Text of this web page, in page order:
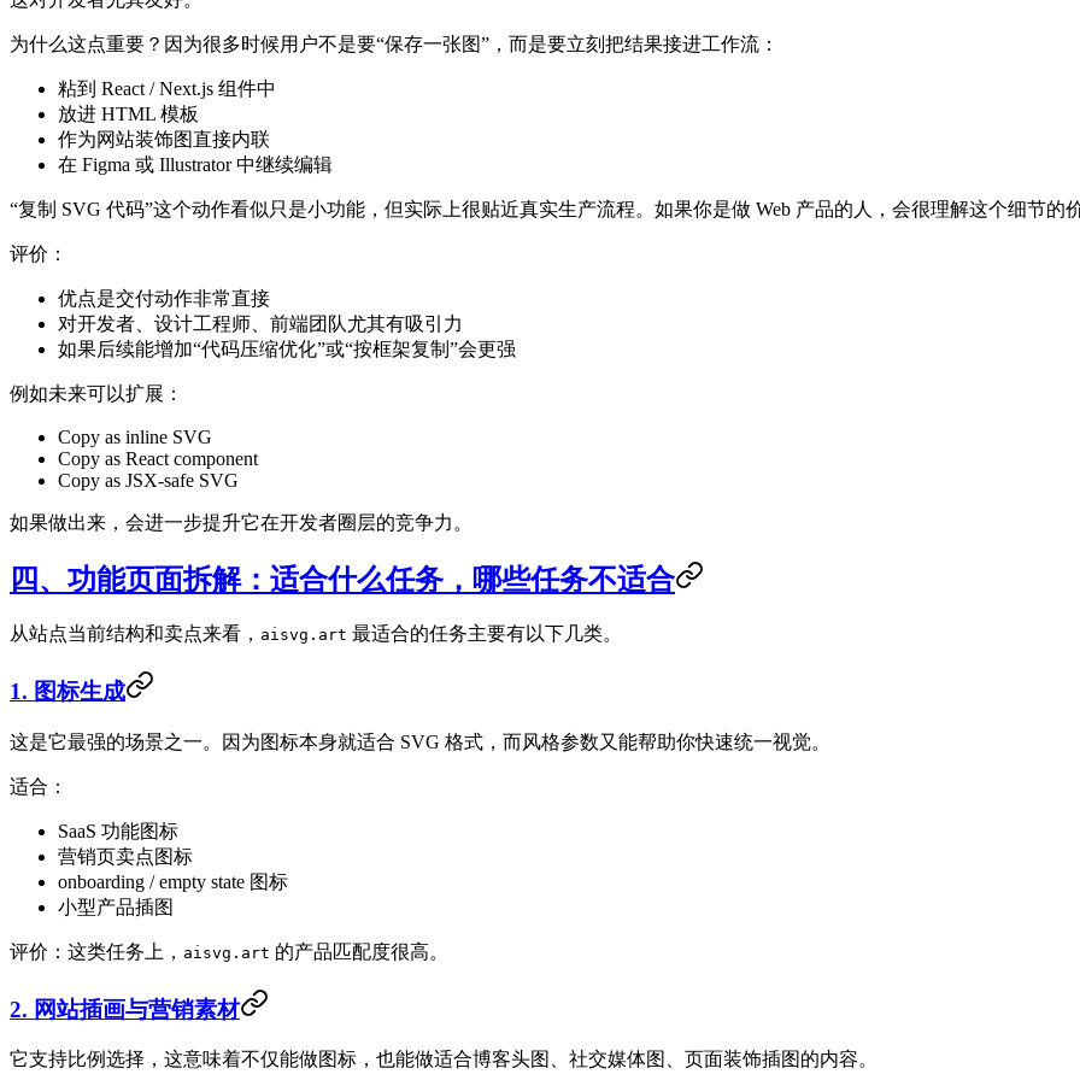
为什么这点重要？因为很多时候用户不是要“保存一张图”，而是要立刻把结果接进工作流：
粘到 React / Next.js 组件中
放进 HTML 模板
作为网站装饰图直接内联
在 Figma 或 Illustrator 中继续编辑
“复制 SVG 代码”这个动作看似只是小功能，但实际上很贴近真实生产流程。如果你是做 Web 产品的人，会很理解这个细节的
评价：
优点是交付动作非常直接
对开发者、设计工程师、前端团队尤其有吸引力
如果后续能增加“代码压缩优化”或“按框架复制”会更强
例如未来可以扩展：
Copy as inline SVG
Copy as React component
Copy as JSX-safe SVG
如果做出来，会进一步提升它在开发者圈层的竞争力。
四、功能页面拆解：适合什么任务，哪些任务不适合
从站点当前结构和卖点来看， aisvg.art 最适合的任务主要有以下几类。
1. 图标生成
这是它最强的场景之一。因为图标本身就适合 SVG 格式，而风格参数又能帮助你快速统一视觉。
适合：
SaaS 功能图标
营销页卖点图标
onboarding / empty state 图标
小型产品插图
评价：这类任务上， aisvg.art 的产品匹配度很高。
2. 网站插画与营销素材
它支持比例选择，这意味着不仅能做图标，也能做适合博客头图、社交媒体图、页面装饰插图的内容。